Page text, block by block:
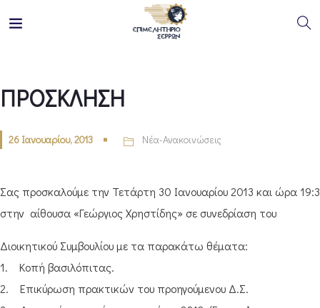
ΠΡΟΣΚΛΗΣΗ
26 Ιανουαρίου, 2013 Νέα-Ανακοινώσεις
Σας προσκαλούμε την Τετάρτη 30 Ιανουαρίου 2013 και ώρα
στην αίθουσα «Γεώργιος Χρηστίδης» σε συνεδρίαση του
Διοικητικού Συμβουλίου με τα παρακάτω θέματα:
1. Κοπή βασιλόπιτας.
2. Επικύρωση πρακτικών του προηγούμενου Δ.Σ.